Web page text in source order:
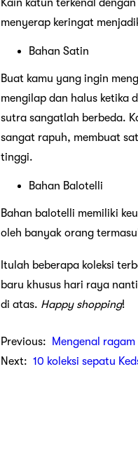
Kain katun terkenal
menyerap keringat
Bahan Satin
Buat kamu yang ingin
mengilap dan halus ketika
sutra sangatlah berbeda.
sangat rapuh, membuat
tinggi.
Bahan Balotelli
Bahan balotelli memiliki
oleh banyak orang
Itulah beberapa koleksi
baru khusus hari raya
di atas. Happy shopping!
Previous:
Mengenal
Next: 10 koleksi sepatu